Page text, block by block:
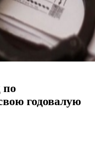
по
годовалую